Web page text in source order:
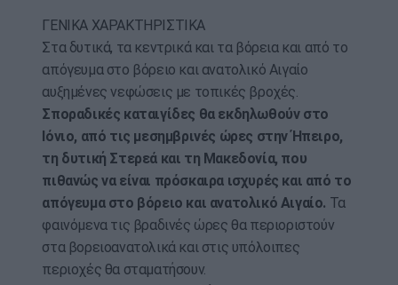
ΓΕΝΙΚΑ ΧΑΡΑΚΤΗΡΙΣΤΙΚΑ
Στα δυτικά, τα κεντρικά και τα βόρεια και από το
απόγευμα στο βόρειο και ανατολικό Αιγαίο
αυξημένες νεφώσεις με τοπικές βροχές.
Σποραδικές καταιγίδες θα εκδηλωθούν στο
Ιόνιο, από τις μεσημβρινές ώρες στην Ήπειρο,
τη δυτική Στερεά και τη Μακεδονία, που
πιθανώς να είναι πρόσκαιρα ισχυρές και από το
απόγευμα στο βόρειο και ανατολικό Αιγαίο. Τα
φαινόμενα τις βραδινές ώρες θα περιοριστούν
στα βορειοανατολικά και στις υπόλοιπες
περιοχές θα σταματήσουν.